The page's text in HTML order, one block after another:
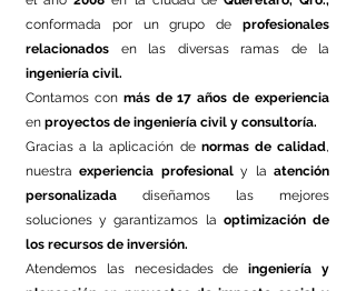
conformada por un grupo de profesionales
relacionados en las diversas ramas de la
ingeniería civil.
Contamos con más de 17 años de experiencia
en proyectos de ingeniería civil y consultoría.
Gracias a la aplicación de normas de calidad,
nuestraexperiencia profesionaly laatención
personalizada diseñamos las mejores
soluciones y garantizamos la optimización de
los recursos de inversión.
Atendemos las necesidades deingeniería y